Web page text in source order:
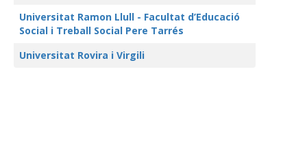
Universitat Ramon Llull - Facultat d’Educació
Social i Treball Social Pere Tarrés
Universitat Rovira i Virgili